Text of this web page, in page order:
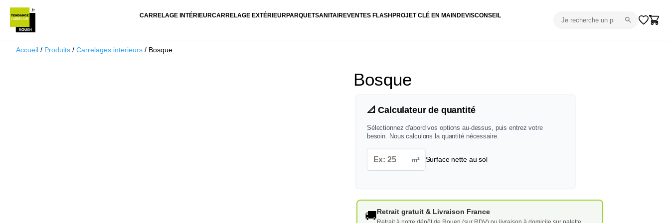
CARRELAGE INTÉRIEURCARRELAGE EXTÉRIEURPARQUETSANITAIREVENTES FLASH PROJET CLÉ EN MAIN DEVISCONSEIL
Accueil / Produits / Carrelages interieurs / Bosque
Bosque
📐 Calculateur de quantité
Sélectionnez d'abord vos options au-dessus, puis entrez votre
besoin. Nous calculons la quantité nécessaire.
m² Surface nette au sol
🚚Retrait gratuit & Livraison France